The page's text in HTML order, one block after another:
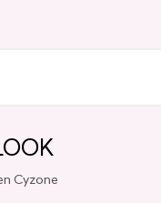
Cyzone